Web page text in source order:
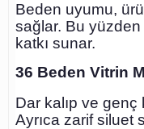
Beden uyumu,
sağlar. Bu
katkı sunar.
36 Beden Vitrin
Dar kalıp ve
Ayrıca zarif siluet